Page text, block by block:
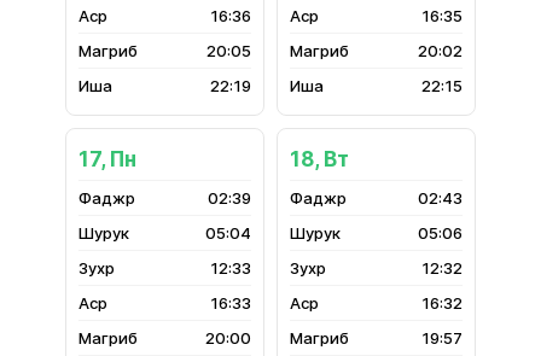
16:36
20:05
22:19
16:35
20:02
22:15
17, Пн
02:39
05:04
12:33
16:33
20:00
18, Вт
02:43
05:06
12:32
16:32
19:57